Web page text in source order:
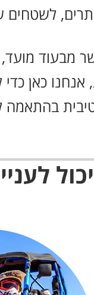
לשטחים
מבעוד
כאן
בהתאמה
יכול